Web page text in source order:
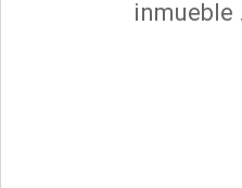
inmueble .